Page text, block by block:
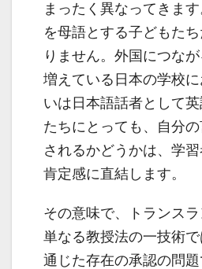
まったく異なってきま
を母語とする子どもた
りません。外国につな
増えている日本の学校
いは日本語話者として
たちにとっても、自分
されるかどうかは、学
肯定感に直結します。
その意味で、トランス
単なる教授法の一技術
通じた存在の承認の問